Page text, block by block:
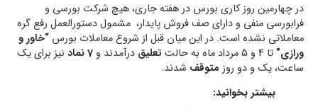
در چهارمین روز کاری بورس در هفته جاری، هیچ شرکت بورسی و
فرابورسی منفی و دارای صف فروش پایدار، مشمول دستورالعمل رفع گره
معاملاتی نشده است. در این میان قبل از شروع معاملات بورس “خاور و
ورازی”تا 4 و 5 مرداد ماه به حالت تعلیق درآمدند و
نیز برای یک
ساعت، یک و دو روز متوقف شدند.
بیشتر بخوانید: